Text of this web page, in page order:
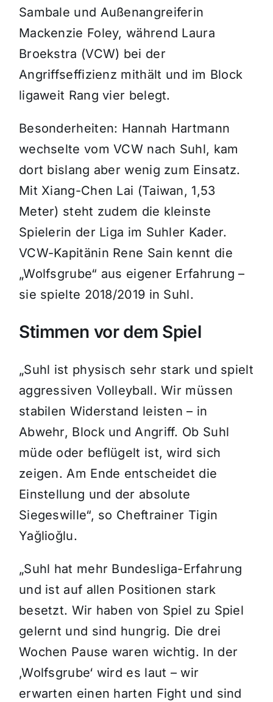
Sambale und Außenangreiferin
Mackenzie Foley, während Laura
Broekstra (VCW) bei der
Angriffseffizienz mithält und im Block
ligaweit Rang vier belegt.
Besonderheiten: Hannah Hartmann
wechselte vom VCW nach Suhl, kam
dort bislang aber wenig zum Einsatz.
Mit Xiang-Chen Lai (Taiwan, 1,53
Meter) steht zudem die kleinste
Spielerin der Liga im Suhler Kader.
VCW-Kapitänin Rene Sain kennt die
„Wolfsgrube“ aus eigener Erfahrung –
sie spielte 2018/2019 in Suhl.
Stimmen vor dem Spiel
„Suhl ist physisch sehr stark und spielt
aggressiven Volleyball. Wir müssen
stabilen Widerstand leisten – in
Abwehr, Block und Angriff. Ob Suhl
müde oder beflügelt ist, wird sich
zeigen. Am Ende entscheidet die
Einstellung und der absolute
Siegeswille“, so Cheftrainer Tigin
Yağlioğlu.
„Suhl hat mehr Bundesliga-Erfahrung
und ist auf allen Positionen stark
besetzt. Wir haben von Spiel zu Spiel
gelernt und sind hungrig. Die drei
Wochen Pause waren wichtig. In der
‚Wolfsgrube‘ wird es laut – wir
erwarten einen harten Fight und sind